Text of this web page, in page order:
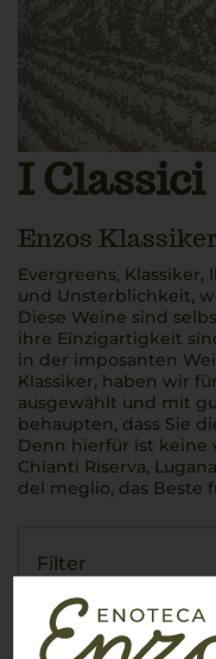
I Classici
Enzos
Evergreens,
und Unsterblichkeit,
Diese Weine sind
ihre Einzigartigkeit
in der imposanten
Klassiker, haben wir
ausgewählt und mit
behaupten, dass Sie
Denn hierfür ist keine
Chianti Riserva,
del meglio, das Beste
Filter